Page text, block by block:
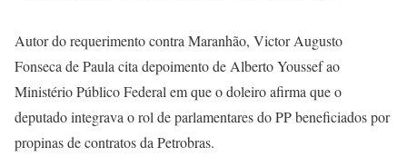
Autor do requerimento contra Maranhão, Victor Augusto
Fonseca de Paula cita depoimento de Alberto Youssef ao
Ministério Público Federal em que o doleiro afirma que o
deputado integrava o rol de parlamentares do PP beneficiados por
propinas de contratos da Petrobras.